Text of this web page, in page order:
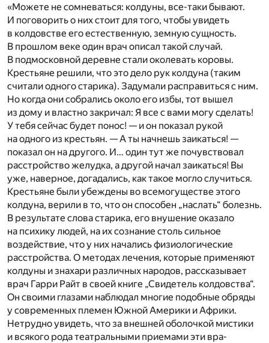
«Можете не сомневаться: колдуны, все-таки бывают.
И поговорить о них стоит для того, чтобы увидеть
в колдовстве его естественную, земную сущность.
В прошлом веке один врач описал такой случай.
В подмосковной деревне стали околевать коровы.
Крестьяне решили, что это дело рук колдуна (таким
считали одного старика). Задумали расправиться с ним.
Но когда они собрались около его избы, тот вышел
из дому и властно закричал: Я все с вами могу сделать!
У тебя сейчас будет понос! — и он показал рукой
на одного из крестьян. — А ты начнешь заикаться! —
показал он на другого. И… один тут же почувствовал
расстройство желудка, а другой начал заикаться! Вы
уже, наверное, догадались, как такое могло случиться.
Крестьяне были убеждены во всемогуществе этого
колдуна, верили в то, что он способен „наслать“ болезнь.
В результате слова старика, его внушение оказало
на психику людей, на их сознание столь сильное
воздейст­вие, что у них начались физиологические
расстройства. О методах лечения, которые при­меняют
колдуны и знахари раз­личных народов, рассказывает
врач Гарри Райт в своей книге „Сви­детель колдовства“.
Он своими глазами наблюдал многие подобные обряды
у современных племен Южной Америки и Африки.
Нетруд­но увидеть, что за внешней оболочкой мистики
и всякого рода театральными приемами эти вра­